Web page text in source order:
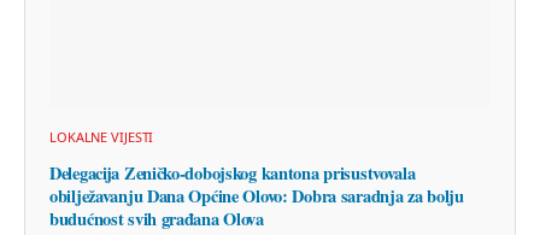
LOKALNE VIJESTI
Delegacija Zeničko-dobojskog kantona prisustvovala
obilježavanju Dana Općine Olovo: Dobra saradnja za bolju
budućnost svih građana Olova